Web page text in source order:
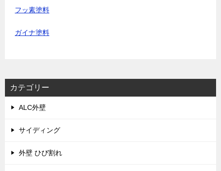
フッ素塗料
ガイナ塗料
カテゴリー
ALC外壁
サイディング
外壁 ひび割れ